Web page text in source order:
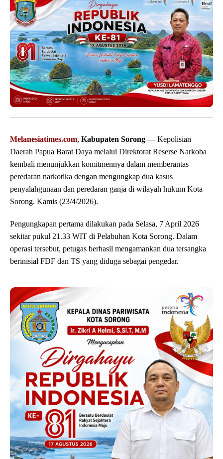
Melanesiatimes.com, Kabupaten Sorong — Kepolisian
Daerah Papua Barat Daya melalui Direktorat Reserse Narkoba
kembali menunjukkan komitmennya dalam memberantas
peredaran narkotika dengan mengungkap dua kasus
penyalahgunaan dan peredaran ganja di wilayah hukum Kota
Sorong. Kamis (23/4/2026).
Pengungkapan pertama dilakukan pada Selasa, 7 April 2026
sekitar pukul 21.33 WIT di Pelabuhan Kota Sorong. Dalam
operasi tersebut, petugas berhasil mengamankan dua tersangka
berinisial FDF dan TS yang diduga sebagai pengedar.